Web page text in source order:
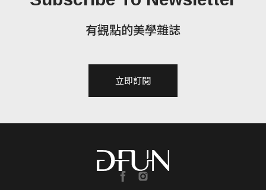
有觀點的美學雜誌
立即訂閱